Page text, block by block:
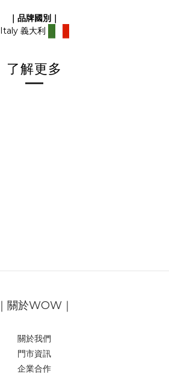
｜品牌國別 ｜
Italy義大利
了解更多
｜關於WOW｜
關於我們
門市資訊
企業合作